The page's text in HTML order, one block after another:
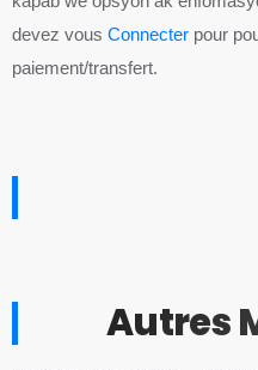
devez vous Connecter pour
paiement/transfert.
Autres